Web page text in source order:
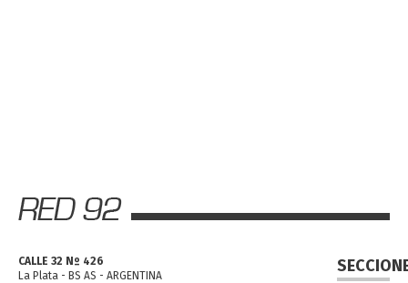
CALLE 32 Nº 426
La Plata - BS AS - ARGENTINA